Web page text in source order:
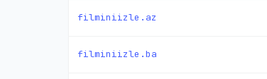
filminiizle.az
filminiizle.ba